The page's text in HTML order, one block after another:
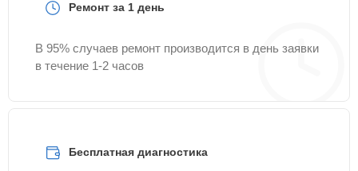
Ремонт за 1 день
В 95% случаев ремонт производится в день заявки
в течение 1-2 часов
Бесплатная диагностика